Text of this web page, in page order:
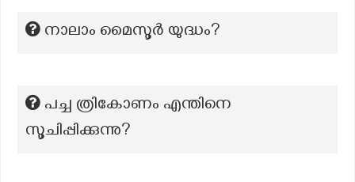
നാലാം മൈസൂർ യുദ്ധം?
പച്ച ത്രികോണം എന്തിനെ
സൂചിപ്പിക്കുന്നു?